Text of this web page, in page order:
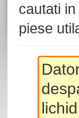
cautati
piese